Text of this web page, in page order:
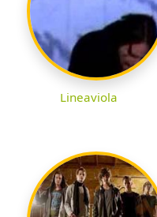
Lineaviola